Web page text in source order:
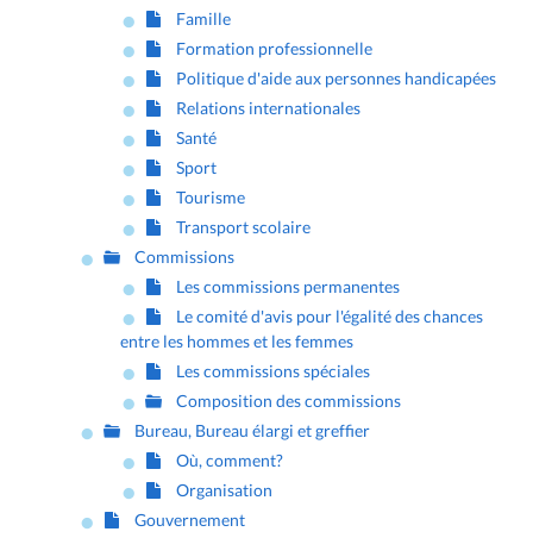
Famille
Formation professionnelle
Politique d'aide aux personnes handicapées
Relations internationales
Santé
Sport
Tourisme
Transport scolaire
Commissions
Les commissions permanentes
Le comité d'avis pour l'égalité des chances
entre les hommes et les femmes
Les commissions spéciales
Composition des commissions
Bureau, Bureau élargi et greffier
Où, comment?
Organisation
Gouvernement